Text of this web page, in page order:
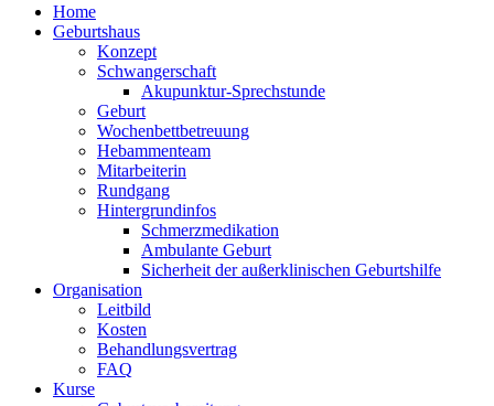
Home
Geburtshaus
Konzept
Schwangerschaft
Akupunktur-Sprechstunde
Geburt
Wochenbettbetreuung
Hebammenteam
Mitarbeiterin
Rundgang
Hintergrundinfos
Schmerzmedikation
Ambulante Geburt
Sicherheit der außerklinischen Geburtshilfe
Organisation
Leitbild
Kosten
Behandlungsvertrag
FAQ
Kurse